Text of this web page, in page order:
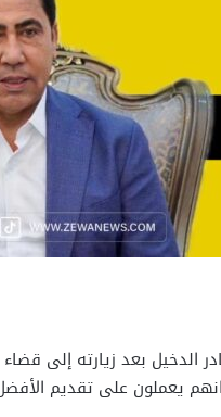
الدخيل بعد زيارته إلى
يعملون على تقديم